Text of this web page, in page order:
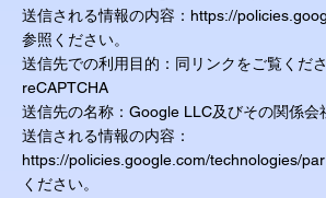
送信される情報の内容： https://
参照ください。
送信先での利用目的：同リンクをご覧くださ
reCAPTCHA
送信先の名称：Google LLC及びその関係会
送信される情報の内容：
https://policies.google.com/technologies/
ください。